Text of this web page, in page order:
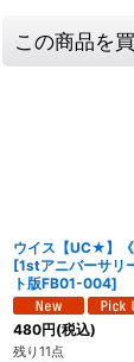
この商品を
ウイス【UC★】《
[1stアニバーサリ
ト版FB01-004]
480円(税込)
残り11点